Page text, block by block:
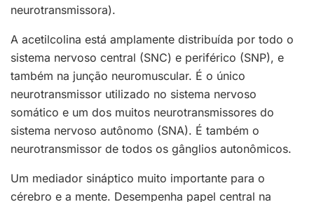
neurotransmissora).
A acetilcolina está amplamente distribuída por todo o
sistema nervoso central (SNC) e periférico (SNP), e
também na junção neuromuscular. É o único
neurotransmissor utilizado no sistema nervoso
somático e um dos muitos neurotransmissores do
sistema nervoso autônomo (SNA). É também o
neurotransmissor de todos os gânglios autonômicos.
Um mediador sináptico muito importante para o
cérebro e a mente. Desempenha papel central na